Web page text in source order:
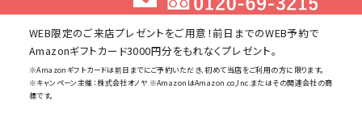
WEB限定のご来店プレゼントをご用意！前日までのWEB予約で
Amazonギフトカード3000円分をもれなくプレゼント。
※Amazonギフトカードは前日までにご予約いただき、初めて当店をご利用の方に限ります。
※キャンペーン主催：株式会社オノヤ ※AmazonはAmazon.co,Inc.またはその関連会社の商
標です。